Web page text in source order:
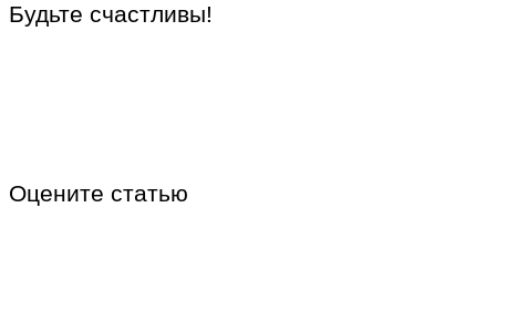
Будьте счастливы!
Оцените статью